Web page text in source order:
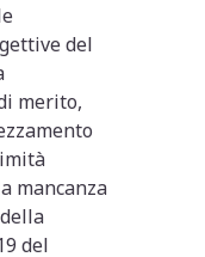
del
merito,
mancanza
del